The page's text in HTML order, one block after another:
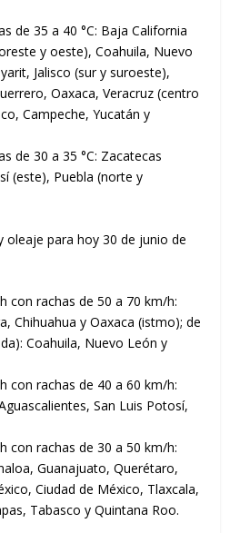
de 35 a 40 °C: Baja California
y oeste), Coahuila, Nuevo
Jalisco (sur y suroeste),
Oaxaca, Veracruz (centro
Campeche, Yucatán y
de 30 a 35 °C: Zacatecas
(este), Puebla (norte y
oleaje para hoy 30 de junio de
con rachas de 50 a 70 km/h:
Chihuahua y Oaxaca (istmo); de
Coahuila, Nuevo León y
con rachas de 40 a 60 km/h:
San Luis Potosí,
con rachas de 30 a 50 km/h:
Guanajuato, Querétaro,
Ciudad de México, Tlaxcala,
Tabasco y Quintana Roo.